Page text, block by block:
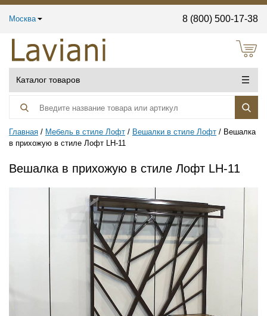
Москва 8 (800) 500-17-38
Каталог товаров
Главная Мебель в стиле Лофт Вешалки в стиле Лофт
Вешалка
в прихожую в стиле Лофт LH-11
Вешалка в прихожую в стиле Лофт LH-11